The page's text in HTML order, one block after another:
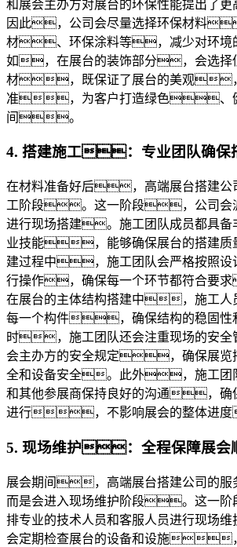
和展会主办方对展台的环保性能提出了
因此，公司会尽量选择环保材料
材、环保涂料等，减少对环
如，在展台的装饰部分，会选择
材，既保证了展台的美观
准，为客户打造绿色、
间。
4. 搭建施工：专业团队确保
在材料准备好后，高端展台搭建公
工阶段。这一阶段，公司会
进行现场搭建。施工团队成员都具备
业技能，能够确保展台的搭建
建过程中，施工团队会严格按照设
行操作，确保每一个环节都符合要
在展台的主体结构搭建中，施工人
每一个构件，确保结构的稳固性
时，施工团队还会注重现场的安
会主办方的安全规定，确保展览
全和设备安全。此外，施工团
和其他参展商保持良好的沟通，确
进行，不影响展会的整体进
5. 现场维护：全程保障展会
展会期间，高端展台搭建公司的服
而是会进入现场维护阶段。这一
排专业的技术人员和客服人员进行现场
会定期检查展台的设备和设施